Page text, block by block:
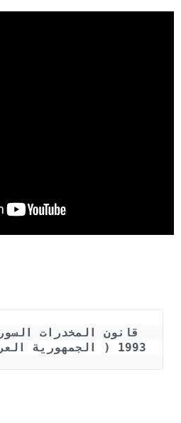
1993 ( الجمهورية العربية المتحدة )